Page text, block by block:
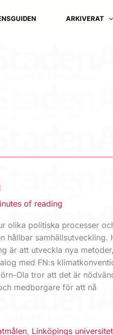
ARKIVERAT
of reading
olika politiska processer
hållbar samhällsutveckling.
är att utveckla nya metoder,
med FN:s
Ola tror att det är
medborgare för att nå
, Linköpings universitet